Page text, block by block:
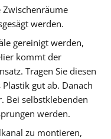
Zwischenräume
werden.
gereinigt werden,
kommt der
Tragen Sie diesen
gut ab. Danach
Bei selbstklebenden
werden.
zu montieren,